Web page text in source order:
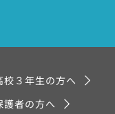
校３年生の方へ
護者の方へ